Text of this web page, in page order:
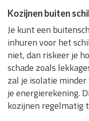
Kozijnen buiten
Je kunt een
inhuren voor het
niet, dan riskeer je
schade zoals
zal je isolatie
je energierekening.
kozijnen regelmatig